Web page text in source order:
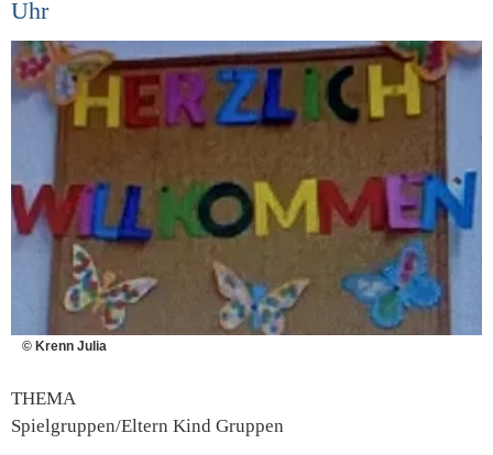
Uhr
© Krenn Julia
THEMA
Spielgruppen/Eltern Kind Gruppen